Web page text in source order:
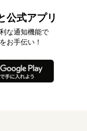
公式アプリ
な通知機能で
お手伝い！